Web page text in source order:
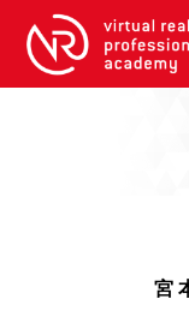
VRアカデミーとは
【2026年10月】
宮